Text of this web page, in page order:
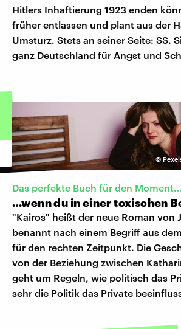
Hitlers Inhaftierung 1923 enden
früher entlassen und plant aus der
Umsturz. Stets an seiner Seite: SS.
ganz Deutschland für Angst und
©
Das perfekte Buch für den
…wenn du in einer toxischen
"Kairos" heißt der neue Roman von
benannt nach einem Begriff aus
für den rechten Zeitpunkt. Die
von der Beziehung zwischen
geht um Regeln, wie politisch das
sehr die Politik das Private